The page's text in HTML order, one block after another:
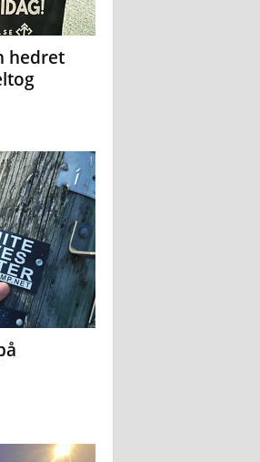
hedret